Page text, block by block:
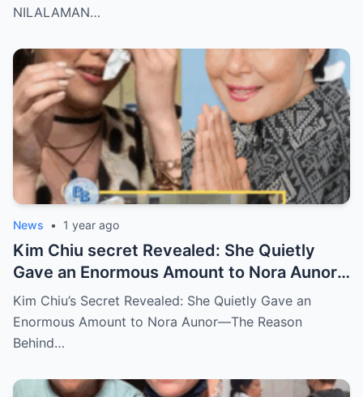
NILALAMAN…
News • 1 year ago
Kim Chiu secret Revealed: She Quietly
Gave an Enormous Amount to Nora Aunor
—The Reason Behind It Will Break Your
Heart!
Kim Chiu’s Secret Revealed: She Quietly Gave an
Enormous Amount to Nora Aunor—The Reason
Behind…